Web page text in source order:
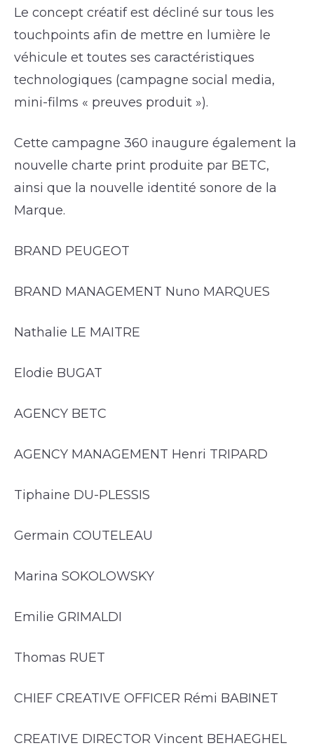
Le concept créatif est décliné sur tous les
touchpoints afin de mettre en lumière le
véhicule et toutes ses caractéristiques
technologiques (campagne social media,
mini-films « preuves produit »).
Cette campagne 360 inaugure également la
nouvelle charte print produite par BETC,
ainsi que la nouvelle identité sonore de la
Marque.
BRAND PEUGEOT
BRAND MANAGEMENT Nuno MARQUES
Nathalie LE MAITRE
Elodie BUGAT
AGENCY BETC
AGENCY MANAGEMENT Henri TRIPARD
Tiphaine DU-PLESSIS
Germain COUTELEAU
Marina SOKOLOWSKY
Emilie GRIMALDI
Thomas RUET
CHIEF CREATIVE OFFICER Rémi BABINET
CREATIVE DIRECTOR Vincent BEHAEGHEL